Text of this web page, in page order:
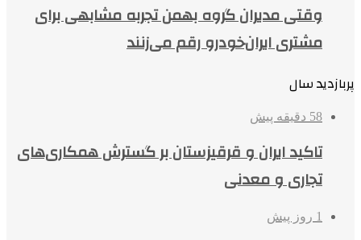
وقتی مدیران گروه بهمن تجربه مشابهی برای
مشتری ایران‌خودرو رقم می‌زنند
پربازدید سال
58 دقیقه پیش
تاکید ایران و قرقیزستان بر گسترش همکاری‌های
تجاری و معدنی
1 روز پیش